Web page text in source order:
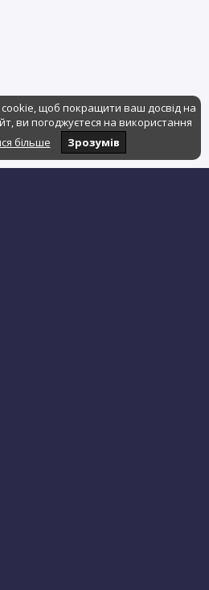
щоб покращити ваш досвід на
ви погоджуєтеся на використання
більше Зрозумів